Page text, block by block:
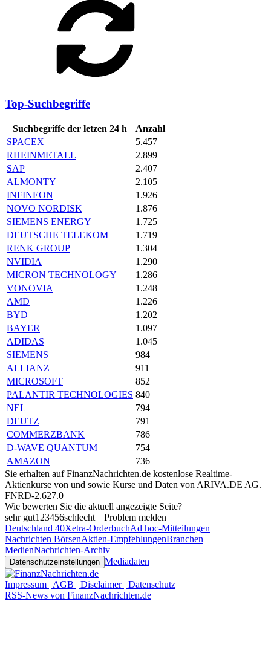
Top-Suchbegriffe
Suchbegriffe der letzen 24 h
Anzahl
SPACEX
5.457
RHEINMETALL
2.899
SAP
2.407
ALMONTY
2.105
INFINEON
1.926
NOVO NORDISK
1.876
SIEMENS ENERGY
1.725
DEUTSCHE TELEKOM
1.719
RENK GROUP
1.304
NVIDIA
1.290
MICRON TECHNOLOGY
1.286
VONOVIA
1.248
AMD
1.226
BYD
1.202
BAYER
1.097
ADIDAS
1.045
SIEMENS
984
ALLIANZ
911
MICROSOFT
852
PALANTIR TECHNOLOGIES 840
NEL
794
DEUTZ
791
COMMERZBANK
786
D-WAVE QUANTUM
754
AMAZON
736
Sie erhalten auf FinanzNachrichten.de kostenlose Realtime-
Aktienkurse von und sowie Kurse und Daten von ARIVA.DE AG.
FNRD-2.627.0
Wie bewerten Sie die aktuell angezeigte Seite?
sehr gut1 23456schlecht
Problem melden
Deutschland 40Xetra-OrderbuchAd hoc-Mitteilungen
Nachrichten BörsenAktien-EmpfehlungenBranchen
MedienNachrichten-Archiv
Datenschutzeinstellungen Mediadaten
Impressum | AGB | Disclaimer | Datenschutz
RSS-News von FinanzNachrichten.de